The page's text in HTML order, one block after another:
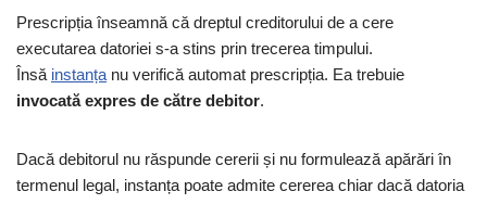
Prescripția înseamnă că dreptul creditorului de a cere
executarea datoriei s-a stins prin trecerea timpului.
Însă instanța nu verifică automat prescripția. Ea trebuie
invocată expres de către debitor.
Dacă debitorul nu răspunde cererii și nu formulează apărări în
termenul legal, instanța poate admite cererea chiar dacă datoria